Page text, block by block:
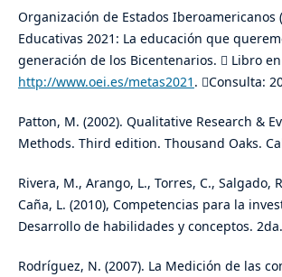
Organización de Estados Iberoamericanos
Educativas 2021: La educación que
generación de los Bicentenarios.  Libro
http://www.oei.es/metas2021 . Consulta:
Patton, M. (2002). Qualitative Research &
Methods. Third edition. Thousand Oaks.
Rivera, M., Arango, L., Torres, C., Salgado,
Caña, L. (2010), Competencias para la
Desarrollo de habilidades y conceptos.
Rodríguez, N. (2007). La Medición de las